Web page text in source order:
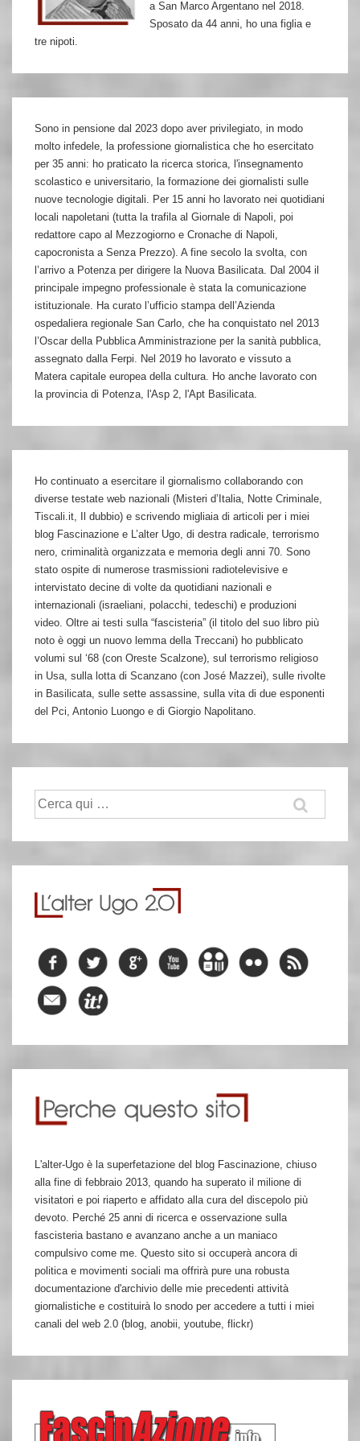
a San Marco Argentano nel 2018.
Sposato da 44 anni, ho una figlia e
tre nipoti.
Sono in pensione dal 2023 dopo aver privilegiato, in modo
molto infedele, la professione giornalistica che ho esercitato
per 35 anni: ho praticato la ricerca storica, l'insegnamento
scolastico e universitario, la formazione dei giornalisti sulle
nuove tecnologie digitali. Per 15 anni ho lavorato nei quotidiani
locali napoletani (tutta la trafila al Giornale di Napoli, poi
redattore capo al Mezzogiorno e Cronache di Napoli,
capocronista a Senza Prezzo). A fine secolo la svolta, con
l’arrivo a Potenza per dirigere la Nuova Basilicata. Dal 2004 il
principale impegno professionale è stata la comunicazione
istituzionale. Ha curato l’ufficio stampa dell’Azienda
ospedaliera regionale San Carlo, che ha conquistato nel 2013
l’Oscar della Pubblica Amministrazione per la sanità pubblica,
assegnato dalla Ferpi. Nel 2019 ho lavorato e vissuto a
Matera capitale europea della cultura. Ho anche lavorato con
la provincia di Potenza, l'Asp 2, l'Apt Basilicata.
Ho continuato a esercitare il giornalismo collaborando con
diverse testate web nazionali (Misteri d’Italia, Notte Criminale,
Tiscali.it, Il dubbio) e scrivendo migliaia di articoli per i miei
blog Fascinazione e L’alter Ugo, di destra radicale, terrorismo
nero, criminalità organizzata e memoria degli anni 70. Sono
stato ospite di numerose trasmissioni radiotelevisive e
intervistato decine di volte da quotidiani nazionali e
internazionali (israeliani, polacchi, tedeschi) e produzioni
video. Oltre ai testi sulla “fascisteria” (il titolo del suo libro più
noto è oggi un nuovo lemma della Treccani) ho pubblicato
volumi sul ‘68 (con Oreste Scalzone), sul terrorismo religioso
in Usa, sulla lotta di Scanzano (con José Mazzei), sulle rivolte
in Basilicata, sulle sette assassine, sulla vita di due esponenti
del Pci, Antonio Luongo e di Giorgio Napolitano.
Cerca:
L'alter-Ugo è la superfetazione del blog Fascinazione, chiuso
alla fine di febbraio 2013, quando ha superato il milione di
visitatori e poi riaperto e affidato alla cura del discepolo più
devoto. Perché 25 anni di ricerca e osservazione sulla
fascisteria bastano e avanzano anche a un maniaco
compulsivo come me. Questo sito si occuperà ancora di
politica e movimenti sociali ma offrirà pure una robusta
documentazione d'archivio delle mie precedenti attività
giornalistiche e costituirà lo snodo per accedere a tutti i miei
canali del web 2.0 (blog, anobii, youtube, flickr)